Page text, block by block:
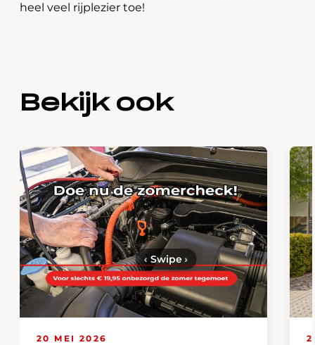
heel veel rijplezier toe!
Bekijk ook
20 MEI 2026
‹ Swipe›